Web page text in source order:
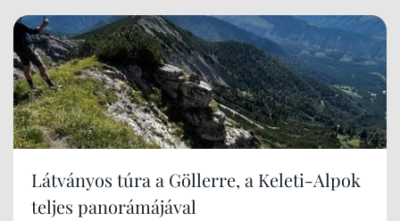
Látványos túra a Göllerre, a Keleti-Alpok
teljes panorámájával